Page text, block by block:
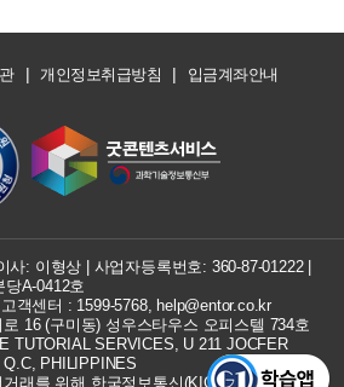
| 개인정보취급방침 | 입금계좌안내
사: 이형상 | 사업자등록번호: 360-87-01222|
A-0412호
객센터 : 1599-5768, help@entor.co.kr
16 (구미동) 성우스타우스 오피스텔 734호
TUTORIAL SERVICES, U 211 JOCFER
Q.C, PHILIPPINES
래를 위해 한국정보통신(KICC) 구매안전 서